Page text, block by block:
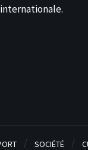
SOCIÉTÉ